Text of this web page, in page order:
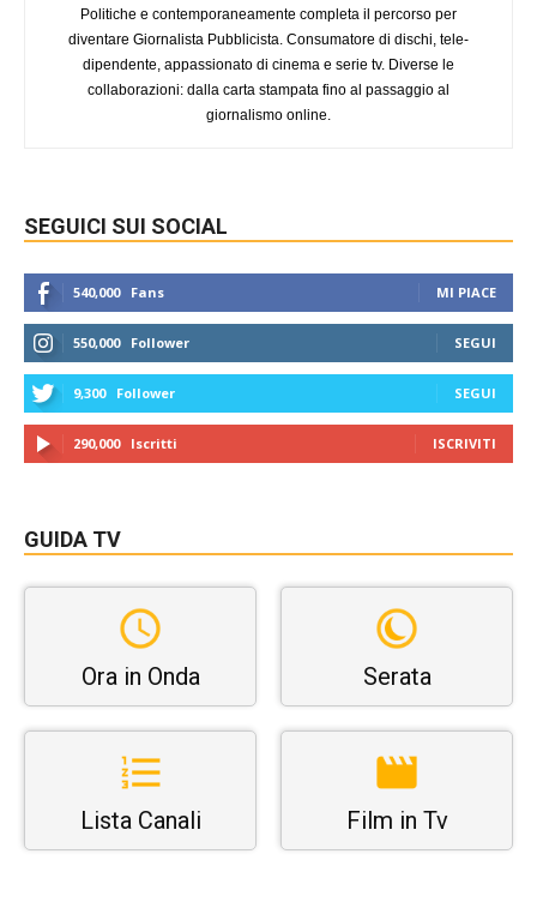
Politiche e contemporaneamente completa il percorso per
diventare Giornalista Pubblicista. Consumatore di dischi, tele-
dipendente, appassionato di cinema e serie tv. Diverse le
collaborazioni: dalla carta stampata fino al passaggio al
giornalismo online.
SEGUICI SUI SOCIAL
540,000 Fans MI PIACE
550,000 Follower SEGUI
9,300 Follower SEGUI
290,000 Iscritti ISCRIVITI
GUIDA TV
Ora in Onda Serata
Lista Canali Film in Tv